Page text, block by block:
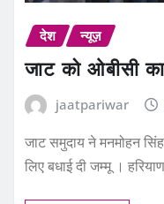
देश न्यूज़
जाट काे ओबीसी
jaatpariwar
जाट समुदाय ने मनमोहन
लिए बधाई दी जम्मू ।